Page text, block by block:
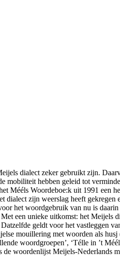
dialect zeker gebruikt zijn.
mobiliteit hebben geleid tot
Mééls Woordeboe:k uit 1991 een
zijn weerslag heeft gekregen
het woordgebruik van nu is
een unieke uitkomst: het Meijels
geldt voor het vastleggen
mouillering met woorden als
woordgroepen’, ‘Télle in ’t
woordenlijst Meijels-Nederlands